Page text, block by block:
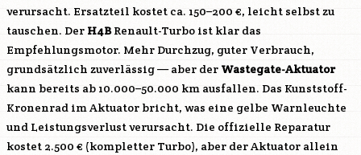
verursacht. Ersatzteil kostet ca. 150–200 €, leicht selbst zu
tauschen. Der H4BRenault-Turbo ist klar das
Empfehlungsmotor. Mehr Durchzug, guter Verbrauch,
grundsätzlich zuverlässig — aber der Wastegate-Aktuator
kann bereits ab 10.000–50.000 km ausfallen. Das Kunststoff-
Kronenrad im Aktuator bricht, was eine gelbe Warnleuchte
und Leistungsverlust verursacht. Die offizielle Reparatur
kostet 2.500 € (kompletter Turbo), aber der Aktuator allein